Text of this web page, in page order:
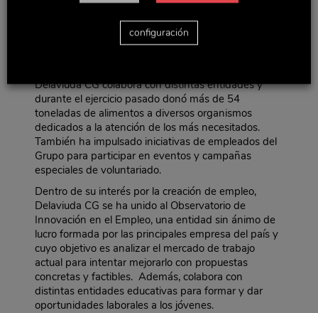
estrategias de la compañía las preocupaciones
sociales y laborales que afectan a todos sus grupos
Delaviuda CG colabora con distintas entidades y
durante el ejercicio pasado donó más de 54
toneladas de alimentos a diversos organismos
dedicados a la atención de los más necesitados.
También ha impulsado iniciativas de empleados del
Grupo para participar en eventos y campañas
especiales de voluntariado.
Dentro de su interés por la creación de empleo,
Delaviuda CG se ha unido al Observatorio de
Innovación en el Empleo, una entidad sin ánimo de
lucro formada por las principales empresa del país y
cuyo objetivo es analizar el mercado de trabajo
actual para intentar mejorarlo con propuestas
concretas y factibles. Además, colabora con
distintas entidades educativas para formar y dar
oportunidades laborales a los jóvenes.
configuración